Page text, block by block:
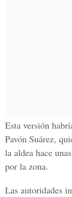
Esta versión
Pavón Suárez,
la aldea hace
por la zona.
Las autoridades